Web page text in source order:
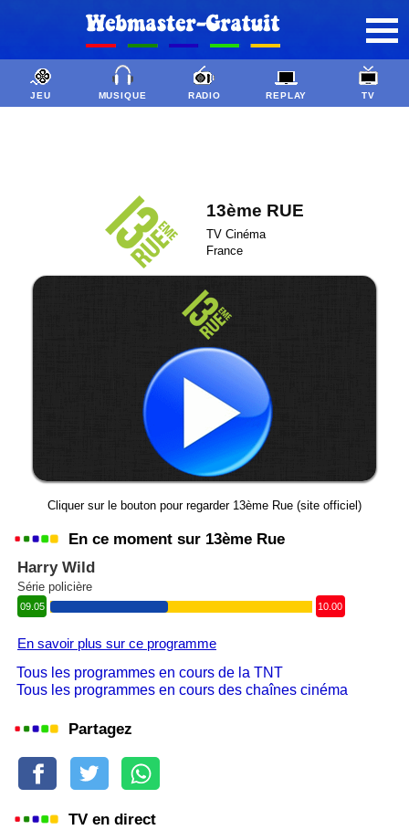
JEU MUSIQUE RADIO REPLAY TV
13ème RUE
TV Cinéma
France
Cliquer sur le bouton pour regarder 13ème Rue (site officiel)
En ce moment sur 13ème Rue
Harry Wild
Série policière
09.05 10.00
En savoir plus sur ce programme
Tous les programmes en cours de la TNT
Tous les programmes en cours des chaînes cinéma
Partagez
TV en direct